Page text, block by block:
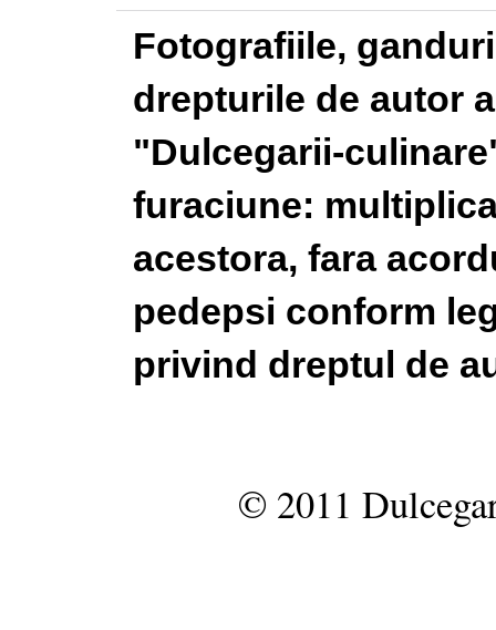
Fotografiile,
drepturile de autor
"Dulcegarii-
furaciune:
acestora, fara
pedepsi conform
privind dreptul de
© 2011